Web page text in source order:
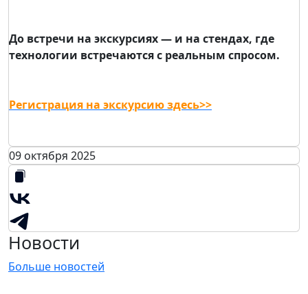
До встречи на экскурсиях — и на стендах, где
технологии встречаются с реальным спросом.
Регистрация на экскурсию здесь>>
09 октября 2025
Новости
Больше новостей